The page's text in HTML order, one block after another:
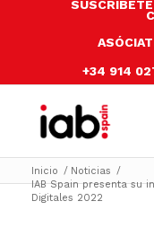
+34 914
Inicio / Noticias /
IAB Spain presenta su
Digitales 2022